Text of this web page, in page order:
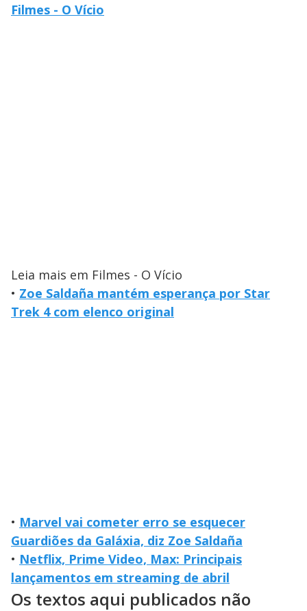
Filmes - O Vício
Leia mais em Filmes - O Vício
• Zoe Saldaña mantém esperança por Star
Trek 4 com elenco original
• Marvel vai cometer erro se esquecer
Guardiões da Galáxia, diz Zoe Saldaña
• Netflix, Prime Video, Max: Principais
lançamentos em streaming de abril
Os textos aqui publicados não